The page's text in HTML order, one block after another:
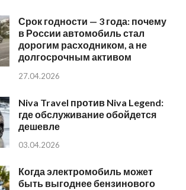
Срок годности — 3 года: почему
в России автомобиль стал
дорогим расходником, а не
долгосрочным активом
27.04.2026
Niva Travel против Niva Legend:
где обслуживание обойдется
дешевле
03.04.2026
Когда электромобиль может
быть выгоднее бензинового